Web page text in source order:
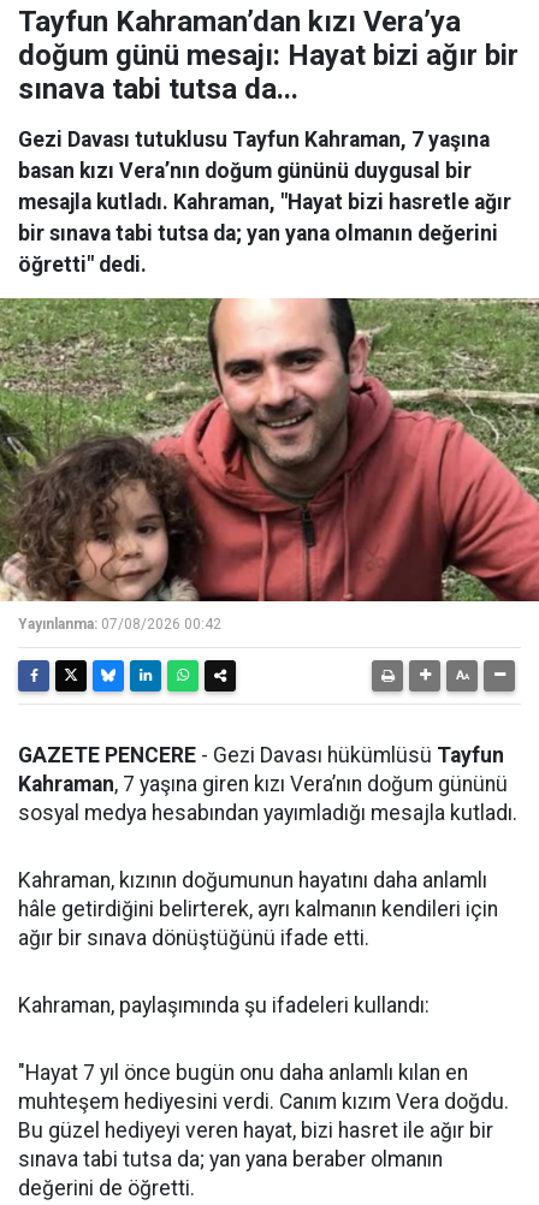
Tayfun Kahraman’dan kızı Vera’ya
doğum günü mesajı: Hayat bizi ağır bir
sınava tabi tutsa da...
Gezi Davası tutuklusu Tayfun Kahraman, 7 yaşına
basan kızı Vera’nın doğum gününü duygusal bir
mesajla kutladı. Kahraman, "Hayat bizi hasretle ağır
bir sınava tabi tutsa da; yan yana olmanın değerini
öğretti" dedi.
Yayınlanma: 07/08/2026 00:42
GAZETE PENCERE - Gezi Davası hükümlüsü Tayfun
Kahraman, 7 yaşına giren kızı Vera’nın doğum gününü
sosyal medya hesabından yayımladığı mesajla kutladı.
Kahraman, kızının doğumunun hayatını daha anlamlı
hâle getirdiğini belirterek, ayrı kalmanın kendileri için
ağır bir sınava dönüştüğünü ifade etti.
Kahraman, paylaşımında şu ifadeleri kullandı:
"Hayat 7 yıl önce bugün onu daha anlamlı kılan en
muhteşem hediyesini verdi. Canım kızım Vera doğdu.
Bu güzel hediyeyi veren hayat, bizi hasret ile ağır bir
sınava tabi tutsa da; yan yana beraber olmanın
değerini de öğretti.